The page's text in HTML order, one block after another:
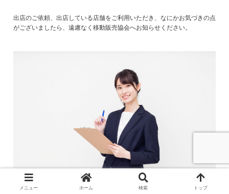
出店のご依頼、出店している店舗をご利用いただき、なにかお気づきの点
がございましたら、遠慮なく移動販売協会へお知らせください。
メニュー ホーム 検索 トップ